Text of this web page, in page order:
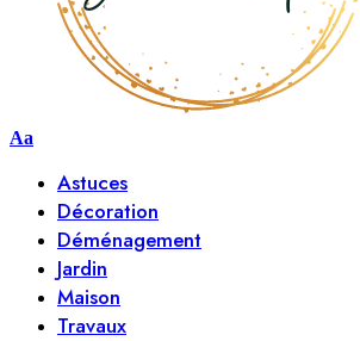
Aa
Astuces
Décoration
Déménagement
Jardin
Maison
Travaux